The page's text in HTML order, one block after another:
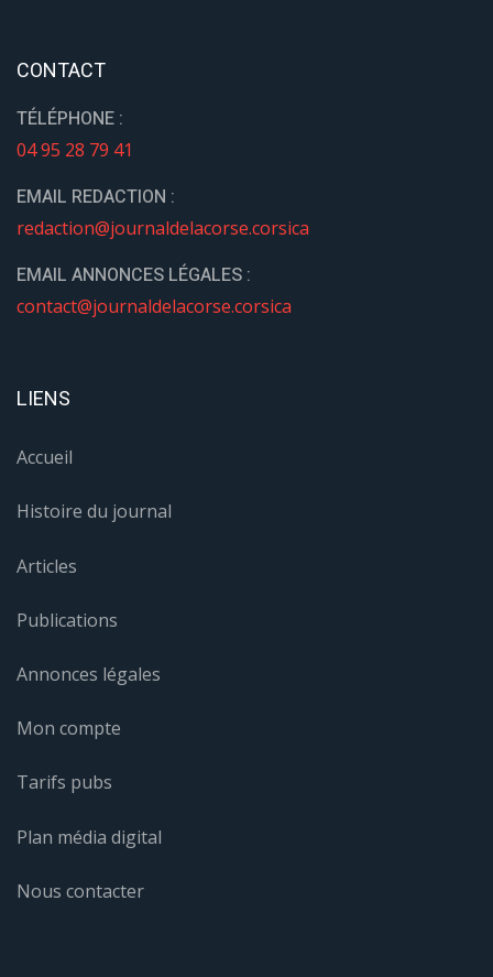
CONTACT
TÉLÉPHONE :
04 95 28 79 41
EMAIL REDACTION :
redaction@journaldelacorse.corsica
EMAIL ANNONCES LÉGALES :
contact@journaldelacorse.corsica
LIENS
Accueil
Histoire du journal
Articles
Publications
Annonces légales
Mon compte
Tarifs pubs
Plan média digital
Nous contacter